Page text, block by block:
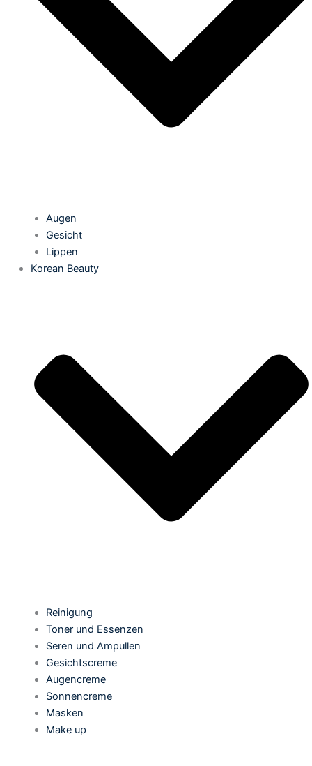
Augen
Gesicht
Lippen
Korean Beauty
Reinigung
Toner und Essenzen
Seren und Ampullen
Gesichtscreme
Augencreme
Sonnencreme
Masken
Make up